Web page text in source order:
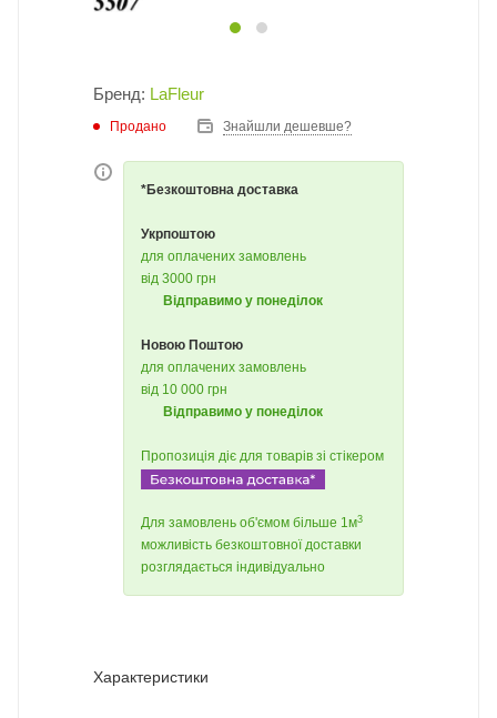
Бренд: LaFleur
Продано Знайшли дешевше?
*Безкоштовна доставка
Укрпоштою
для оплачених замовлень
від 3000 грн
Відправимо у понеділок
Новою Поштою
для оплачених замовлень
від 10 000 грн
Відправимо у понеділок
Пропозиція діє для товарів зі стікером
Для замовлень об'ємом більше 1м3
можливість безкоштовної доставки
розглядається індивідуально
Характеристики